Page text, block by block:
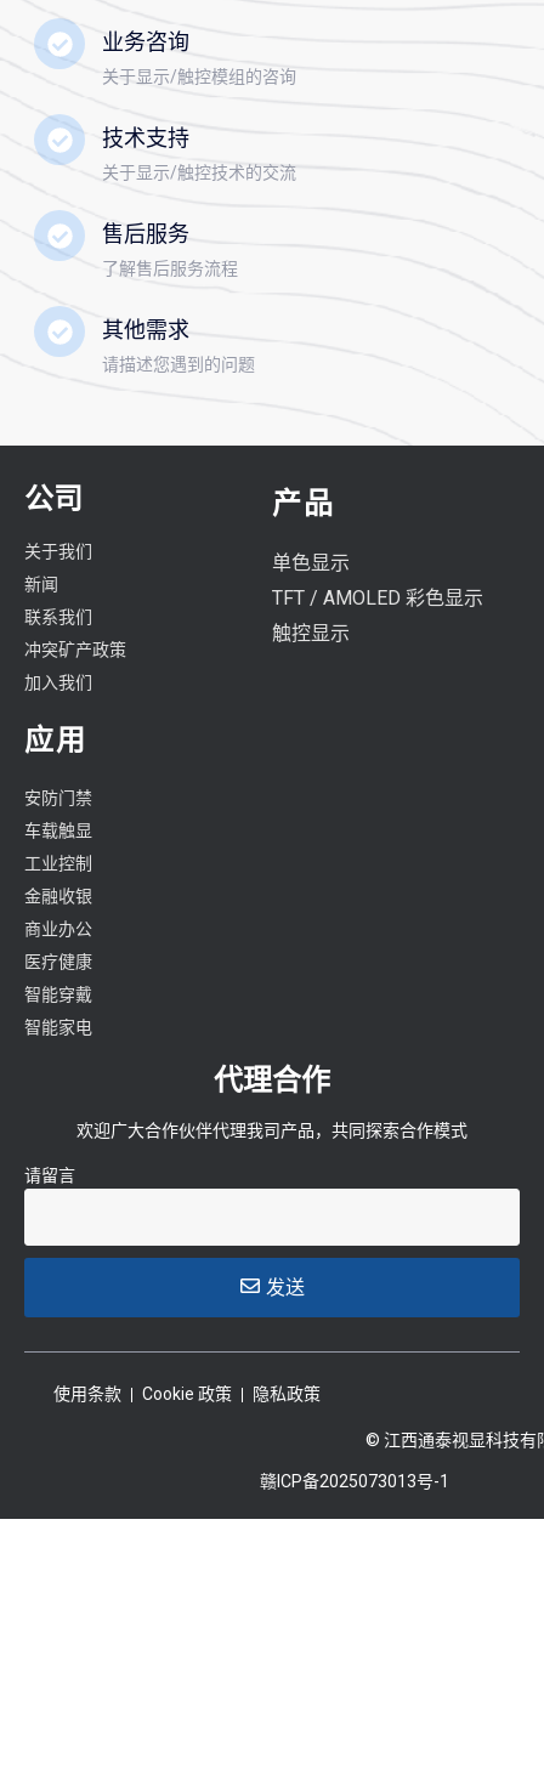
业务咨询
关于显示/触控模组的咨询
技术支持
关于显示/触控技术的交流
售后服务
了解售后服务流程
其他需求
请描述您遇到的问题
公司
关于我们
新闻
联系我们
冲突矿产政策
加入我们
产品
单色显示
TFT / AMOLED 彩色显示
触控显示
应用
安防门禁
车载触显
工业控制
金融收银
商业办公
医疗健康
智能穿戴
智能家电
代理合作
欢迎广大合作伙伴代理我司产品，共同探索合作模式
请留言
发送
使用条款 Cookie 政策 隐私政策
© 江西通泰视显科技有
赣ICP备2025073013号-1